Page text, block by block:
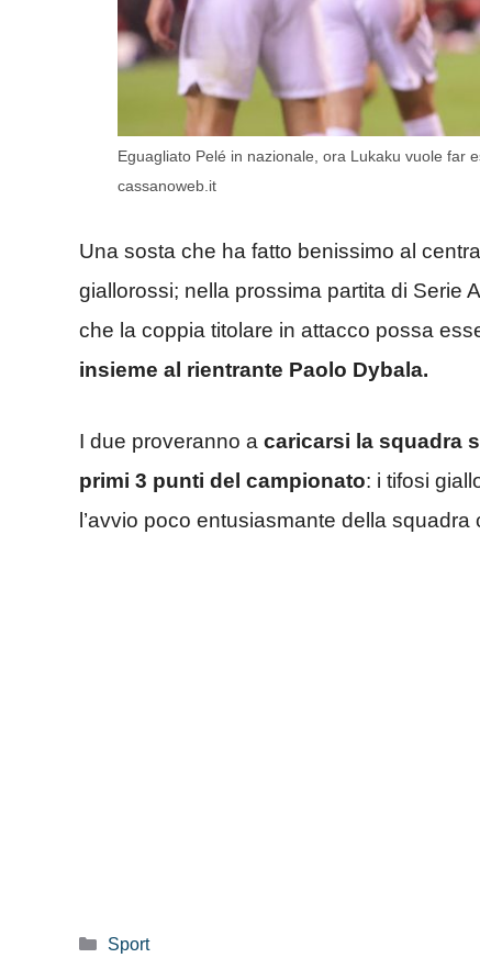
Eguagliato Pelé in nazionale, ora Lukaku vuole far
cassanoweb.it
Una sosta che ha fatto benissimo al
giallorossi; nella prossima partita di Serie A
che la coppia titolare in attacco possa
insieme al rientrante Paolo Dybala.
I due proveranno a caricarsi la squadra
primi 3 punti del campionato: i tifosi
l’avvio poco entusiasmante della
Categorie
Sport